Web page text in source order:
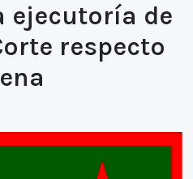
ejecutoría de
respecto